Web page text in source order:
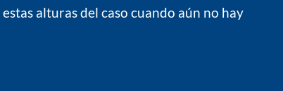
alturas del caso cuando aún no hay